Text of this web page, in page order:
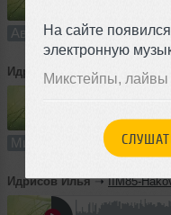
На сайте
электронную
Микстейпы, лайвы
Авторский трек В
Идрисов Илья ➝ IIM85-My
6 раз
Микс В плейлист
Идрисов Илья ➝IIM85-